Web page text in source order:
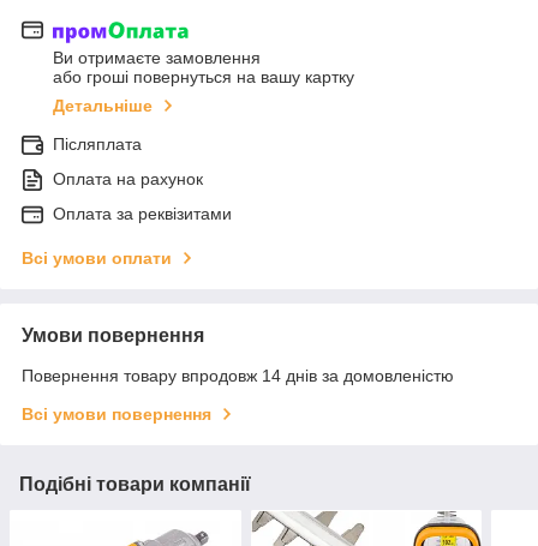
Ви отримаєте замовлення
або гроші повернуться на вашу картку
Детальніше
Післяплата
Оплата на рахунок
Оплата за реквізитами
Всі умови оплати
Умови повернення
Повернення товару впродовж 14 днів за домовленістю
Всі умови повернення
Подібні товари компанії